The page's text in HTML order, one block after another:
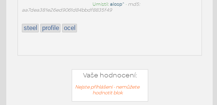
Umístil:alosp^ • md5:
aa7dea381e26ed9061d84bbdf8835f49
steel profile ocel
Vaše hodnocení:
Nejste přihlášeni - nemůžete
hodnotit blok